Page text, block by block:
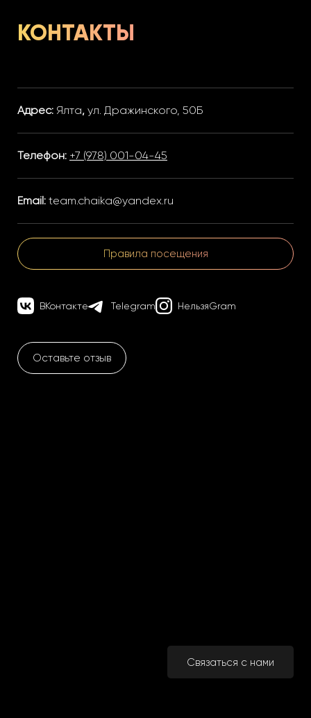
КОНТАКТЫ
Адрес: Ялта, ул. Дражинского, 50Б
Телефон: +7 (978) 001-04-45
Email: team.chaika@yandex.ru
Правила посещения
ВКонтакте Telegram НельзяGram
Оставьте отзыв
Связаться с нами